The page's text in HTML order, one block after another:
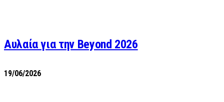
Αυλαία για την Beyond 2026
19/06/2026